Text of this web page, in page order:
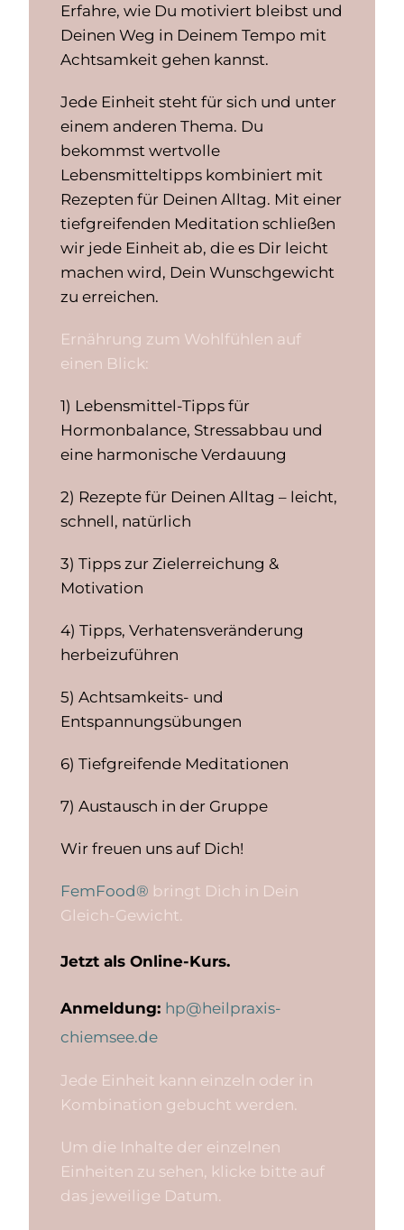
Erfahre, wie Du motiviert bleibst und
Deinen Weg in Deinem Tempo mit
Achtsamkeit gehen kannst.
Jede Einheit steht für sich und unter
einem anderen Thema. Du
bekommst wertvolle
Lebensmitteltipps kombiniert mit
Rezepten für Deinen Alltag. Mit einer
tiefgreifenden Meditation schließen
wir jede Einheit ab, die es Dir leicht
machen wird, Dein Wunschgewicht
zu erreichen.
Ernährung zum Wohlfühlen auf
einen Blick:
1) Lebensmittel-Tipps für
Hormonbalance, Stressabbau und
eine harmonische Verdauung
2) Rezepte für Deinen Alltag – leicht,
schnell, natürlich
3) Tipps zur Zielerreichung &
Motivation
4) Tipps, Verhatensveränderung
herbeizuführen
5) Achtsamkeits- und
Entspannungsübungen
6) Tiefgreifende Meditationen
7) Austausch in der Gruppe
Wir freuen uns auf Dich!
FemFood® bringt Dich in Dein
Gleich-Gewicht.
Jetzt als Online-Kurs.
Anmeldung: hp@heilpraxis-
chiemsee.de
Jede Einheit kann einzeln oder in
Kombination gebucht werden.
Um die Inhalte der einzelnen
Einheiten zu sehen, klicke bitte auf
das jeweilige Datum.